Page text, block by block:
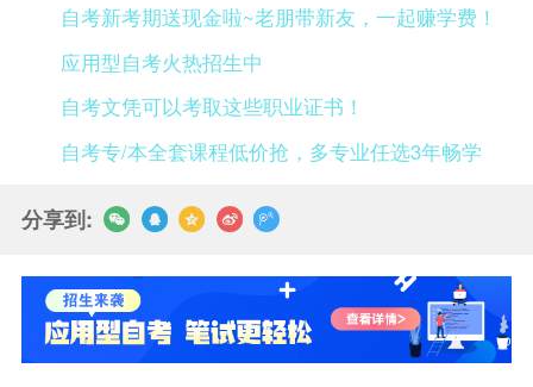
自考新考期送现金啦~老朋带新友，一起赚学费！
应用型自考火热招生中
自考文凭可以考取这些职业证书！
自考专/本全套课程低价抢，多专业任选3年畅学
分享到: